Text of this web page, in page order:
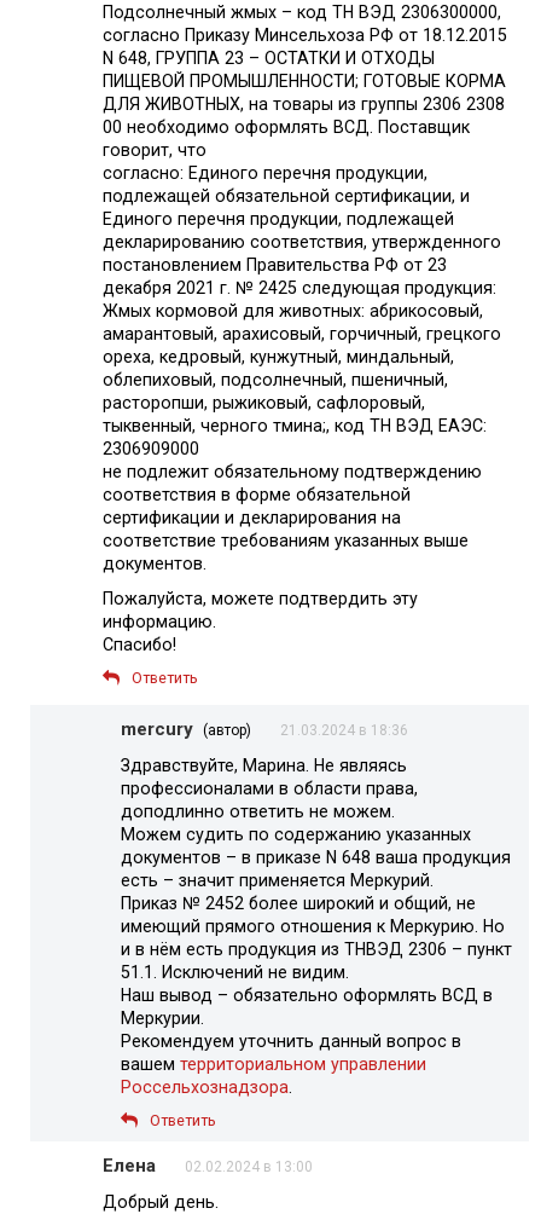
Подсолнечный жмых – код ТН ВЭД 2306300000,
согласно Приказу Минсельхоза РФ от 18.12.2015
N 648, ГРУППА 23 – ОСТАТКИ И ОТХОДЫ
ПИЩЕВОЙ ПРОМЫШЛЕННОСТИ; ГОТОВЫЕ КОРМА
ДЛЯ ЖИВОТНЫХ, на товары из группы 2306 2308
00 необходимо оформлять ВСД. Поставщик
говорит, что
согласно: Единого перечня продукции,
подлежащей обязательной сертификации, и
Единого перечня продукции, подлежащей
декларированию соответствия, утвержденного
постановлением Правительства РФ от 23
декабря 2021 г. № 2425 следующая продукция:
Жмых кормовой для животных: абрикосовый,
амарантовый, арахисовый, горчичный, грецкого
ореха, кедровый, кунжутный, миндальный,
облепиховый, подсолнечный, пшеничный,
расторопши, рыжиковый, сафлоровый,
тыквенный, черного тмина;, код ТН ВЭД ЕАЭС:
2306909000
не подлежит обязательному подтверждению
соответствия в форме обязательной
сертификации и декларирования на
соответствие требованиям указанных выше
документов.
Пожалуйста, можете подтвердить эту
информацию.
Спасибо!
Ответить
mercury (автор) 21.03.2024 в 18:36
Здравствуйте, Марина. Не являясь
профессионалами в области права,
доподлинно ответить не можем.
Можем судить по содержанию указанных
документов – в приказе N 648 ваша продукция
есть – значит применяется Меркурий.
Приказ № 2452 более широкий и общий, не
имеющий прямого отношения к Меркурию. Но
и в нём есть продукция из ТНВЭД 2306 – пункт
51.1. Исключений не видим.
Наш вывод – обязательно оформлять ВСД в
Меркурии.
Рекомендуем уточнить данный вопрос в
вашем территориальном управлении
Россельхознадзора
Ответить
Елена 02.02.2024 в 13:00
Добрый день.